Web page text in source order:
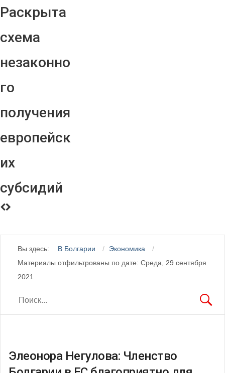
Раскрыта
схема
незаконно
го
получения
европейск
их
субсидий
Вы здесь: В Болгарии
Экономика
Материалы отфильтрованы по дате: Среда, 29 сентября
2021
Элеонора Негулова: Членство